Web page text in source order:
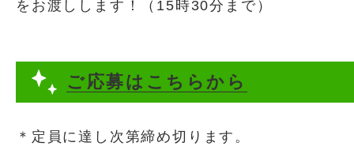
をお渡しします！（15時30分まで）
ご応募はこちらから
＊定員に達し次第締め切ります。